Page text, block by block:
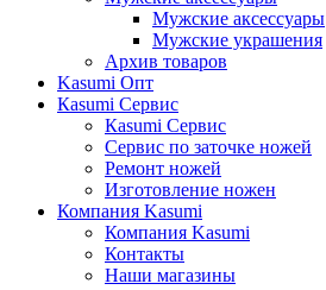
Мужские аксессуары
Мужские украшения
Архив товаров
Kasumi Опт
Кasumi Сервис
Кasumi Сервис
Сервис по заточке ножей
Ремонт ножей
Изготовление ножен
Компания Kasumi
Компания Kasumi
Контакты
Наши магазины